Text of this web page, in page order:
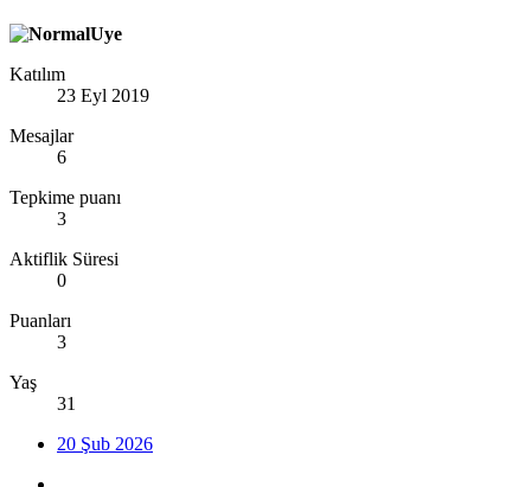
Katılım
23 Eyl 2019
Mesajlar
6
Tepkime puanı
3
Aktiflik Süresi
0
Puanları
3
Yaş
31
20 Şub 2026